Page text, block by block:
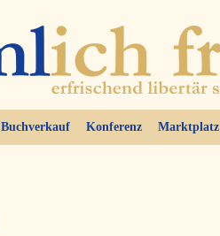
Buchverkauf Konferenz Marktplatz